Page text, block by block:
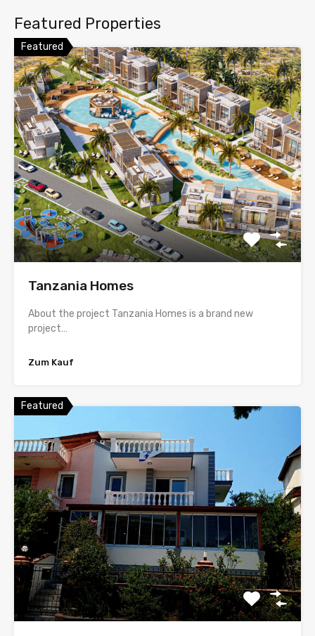
Featured Properties
Featured
Tanzania Homes
About the project Tanzania Homes is a brand new
project…
Zum Kauf
Featured